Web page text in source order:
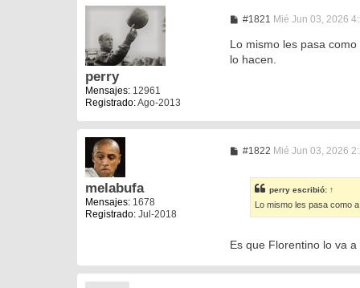
perry
Mensajes: 12961
Registrado:Ago-2013
#1821 M
n
a
Mié Jun 03, 2026
Lo mismo les pasa
lo hacen.
melabufa
Mensajes: 1678
Registrado: Jul-2018
#1822M
a
j
e
Mié Jun 03, 2026
perry escribió: ↑
Lo mismo les pasa como
Es que Florentino lo va